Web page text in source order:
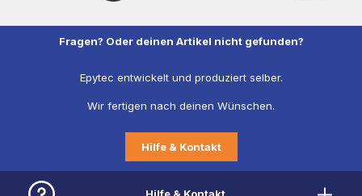
Fragen? Oder deinen Artikel nicht gefunden?
Epytec entwickelt und produziert selber.
Wir fertigen nach deinen Wünschen.
Hilfe & Kontakt